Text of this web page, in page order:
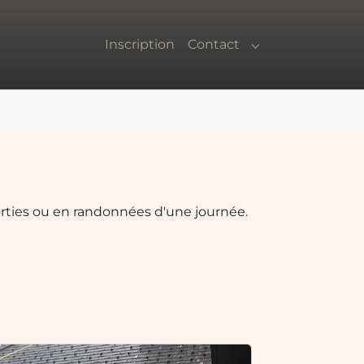
Inscription Contact
Submenu for
ou en randonnées d'une journée.